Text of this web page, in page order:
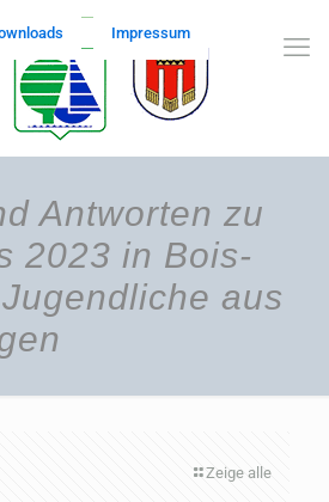
Impressum
Antworten zu
2023 in Bois-
aus
Zeige alle